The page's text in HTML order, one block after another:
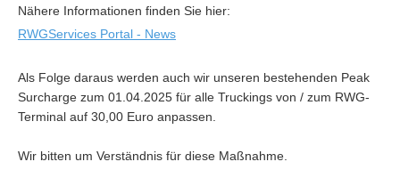
Nähere Informationen finden Sie hier:
RWGServices Portal - News
Als Folge daraus werden auch wir unseren bestehenden Peak
Surcharge zum 01.04.2025 für alle Truckings von / zum RWG-
Terminal auf 30,00 Euro anpassen.
Wir bitten um Verständnis für diese Maßnahme.